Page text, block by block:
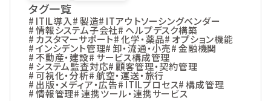
タグ一覧
ITIL導入 製造 ITアウトソーシングベンダー
情報システム子会社 ヘルプデスク構築
カスタマーサポート 化学・薬品 オプション機能
インシデント管理 卸・流通・小売 金融機関
不動産・建設 サービス構成管理
システム監査対応 顧客管理・契約管理
可視化・分析 航空・運送・旅行
出版・メディア・広告 ITILプロセス 構成管理
情報管理 連携ツール・連携サービス